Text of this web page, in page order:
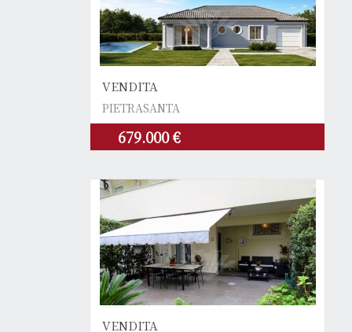
VENDITA
PIETRASANTA
679.000 €
VENDITA